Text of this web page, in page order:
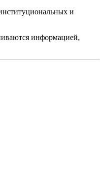
и
информацией,